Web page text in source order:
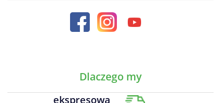
Dlaczego my
ekspresowa